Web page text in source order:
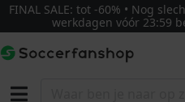
FINAL SALE: tot -60% • Nog
werkdagen vóór 23:59